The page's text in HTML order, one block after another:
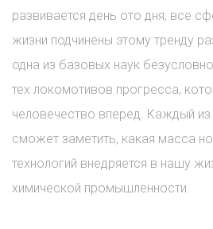
развивается день ото дня, все
жизни подчинены этому тренду
одна из базовых наук
тех локомотивов прогресса,
человечество вперед. Каждый из
сможет заметить, какая масса
технологий внедряется в нашу
химической промышленности.